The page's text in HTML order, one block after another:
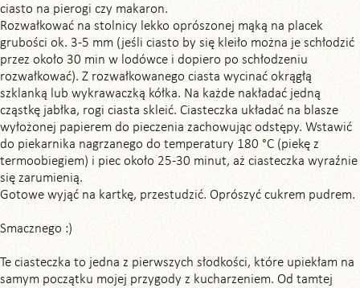
ciasto na pierogi czy makaron.
Rozwałkować na stolnicy lekko oprószonej mąką na placek
grubości ok. 3-5 mm (jeśli ciasto by się kleiło można je schłodzić
przez około 30 min w lodówce i dopiero po schłodzeniu
rozwałkować). Z rozwałkowanego ciasta wycinać okrągłą
szklanką lub wykrawaczką kółka. Na każde nakładać jedną
cząstkę jabłka, rogi ciasta skleić. Ciasteczka układać na blasze
wyłożonej papierem do pieczenia zachowując odstępy. Wstawić
do piekarnika nagrzanego do temperatury 180 °C (piekę z
termoobiegiem) i piec około 25-30 minut, aż ciasteczka wyraźnie
się zarumienią.
Gotowe wyjąć na kartkę, przestudzić. Oprószyć cukrem pudrem.
Smacznego :)
Te ciasteczka to jedna z pierwszych słodkości, które upiekłam na
samym początku mojej przygody z kucharzeniem. Od tamtej